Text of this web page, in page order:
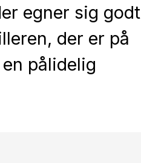
egner sig godt
der er på
pålidelig